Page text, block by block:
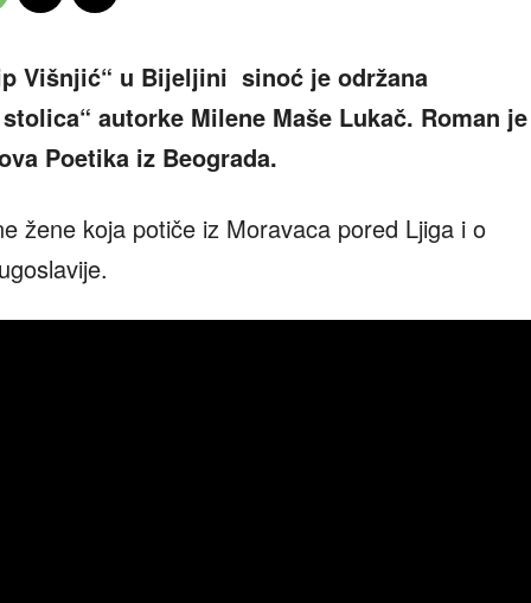
Višnjić“ u Bijeljini sinoć je održana
autorke Milene Maše Lukač. Roman je
Poetika iz Beograda.
žene koja potiče iz Moravaca pored Ljiga i o